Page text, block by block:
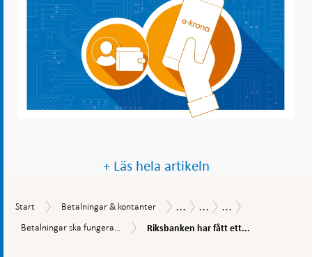
+ Läs hela artikeln
Start
Start
Betalningar
kontanter
Betalningar & kontanter Betalningsrapport
...
Betalningsrapport
...
Riksbankens
och
...
Betalningar
Betalningar ska fungera...
Riksbanken
Riksbanken har fått ett...